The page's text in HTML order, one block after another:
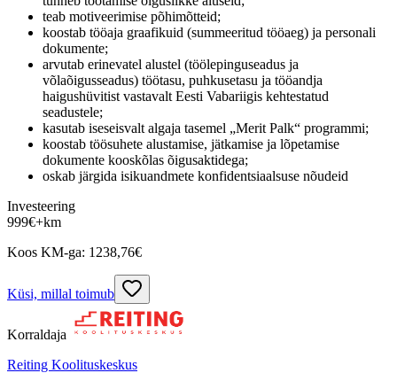
teab motiveerimise põhimõtteid;
koostab tööaja graafikuid (summeeritud tööaeg) ja personali
dokumente;
arvutab erinevatel alustel (töölepinguseadus ja
võlaõigusseadus) töötasu, puhkusetasu ja tööandja
haigushüvitist vastavalt Eesti Vabariigis kehtestatud
seadustele;
kasutab iseseisvalt algaja tasemel „Merit Palk“ programmi;
koostab töösuhete alustamise, jätkamise ja lõpetamise
dokumente kooskõlas õigusaktidega;
oskab järgida isikuandmete konfidentsiaalsuse nõudeid
Investeering
999€+km
Koos KM-ga: 1238,76€
Küsi, millal toimub
Korraldaja
Reiting Koolituskeskus